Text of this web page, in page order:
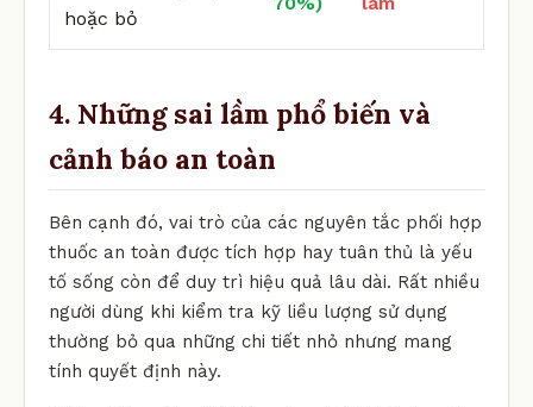
hoặc bỏ
4. Những sai lầm phổ biến và
cảnh báo an toàn
Bên cạnh đó, vai trò của các nguyên tắc phối hợp
thuốc an toàn được tích hợp hay tuân thủ là yếu
tố sống còn để duy trì hiệu quả lâu dài. Rất nhiều
người dùng khi kiểm tra kỹ liều lượng sử dụng
thường bỏ qua những chi tiết nhỏ nhưng mang
tính quyết định này.